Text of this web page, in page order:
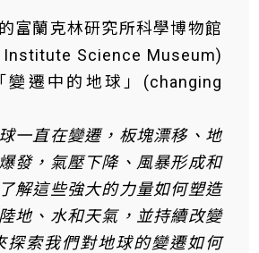
富蘭克林研究所科學博物館
Institute Science Museum)
變遷中的地球」(changing
一直在變遷，板塊漂移、地
發，氣壓下降、風暴形成和
解這些強大的力量如何塑造
地、水和天氣，並持續改變
探索我們對地球的變遷如何